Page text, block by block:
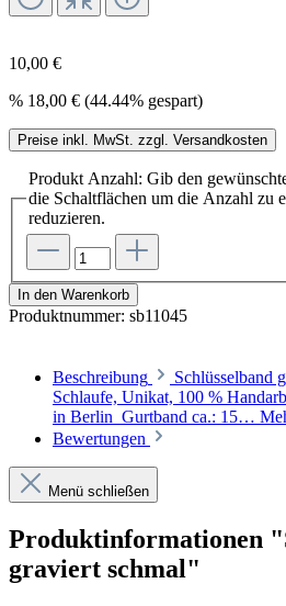
10,00 €
% 18,00 € (44.44% gespart)
Preise inkl. MwSt. zzgl. Versandkosten
Produkt Anzahl: Gib den
die Schaltflächen um die Anzahl zu
reduzieren.
In den Warenkorb
Produktnummer: sb11045
Beschreibung
Schlüsselband
Schlaufe, Unikat, 100 %
in Berlin Gurtband ca.: 15…
Bewertungen
Menü schließen
Produktinformationen
graviert schmal"